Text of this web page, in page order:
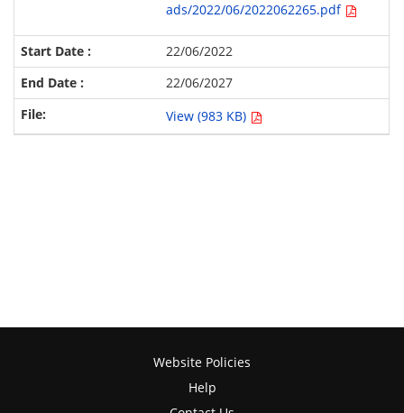
ads/2022/06/2022062265.pdf
22/06/2022
22/06/2027
View (983 KB)
Website Policies
Help